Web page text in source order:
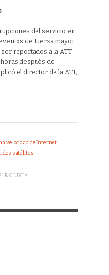
del servicio en
de fuerza mayor
reportados a la ATT
después de
el director de la ATT,
velocidad de Internet
dos satélites →
BOLIVIA